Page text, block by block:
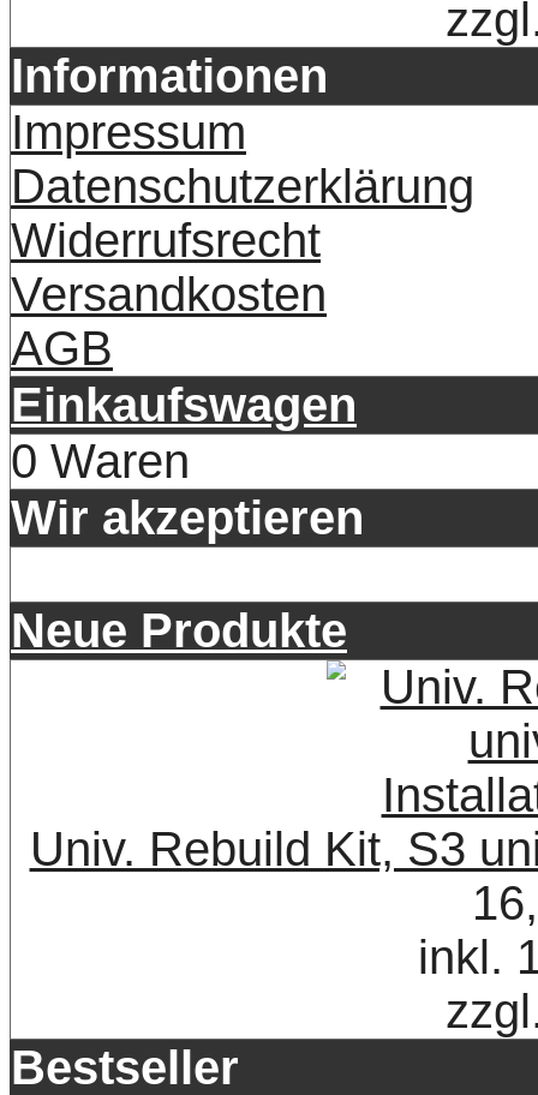
Informationen
Impressum
Datenschutzerklärung
Widerrufsrecht
Versandkosten
AGB
Einkaufswagen
0 Waren
Wir akzeptieren
Neue Produkte
Univ. Rebuild Kit, S3
inkl.
Bestseller